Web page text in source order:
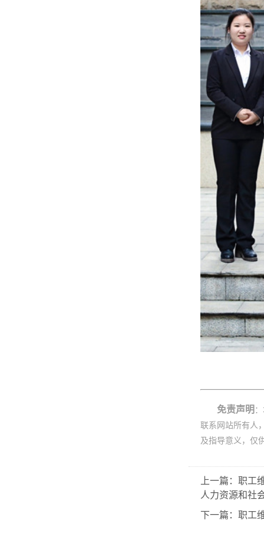
免责声明
联系网站所有人
及指导意义，仅
上一篇：职工
人力资源和社
下一篇：职工